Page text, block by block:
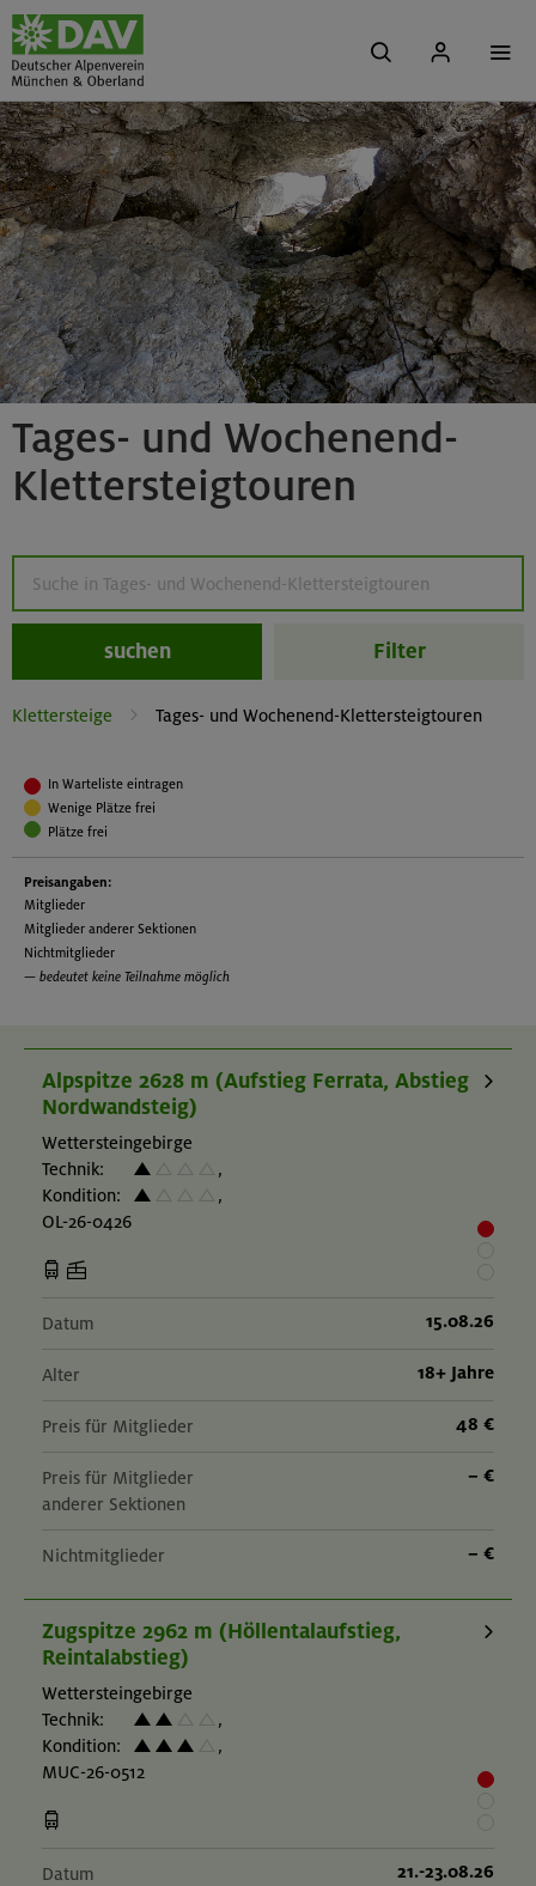
Tages- und Wochenend-
Klettersteigtouren
suchen Filter
Klettersteige Tages- und Wochenend-Klettersteigtouren
In Warteliste eintragen
Wenige Plätze frei
Plätze frei
Preisangaben:
Mitglieder
Mitglieder anderer Sektionen
Nichtmitglieder
— bedeutet keine Teilnahme möglich
Alpspitze 2628 m (Aufstieg Ferrata, Abstieg
Nordwandsteig)
Wettersteingebirge
Technik:
,
Kondition:
,
OL-26-0426
Datum 15.08.26
Alter 18+ Jahre
Preis für Mitglieder 48 €
Preis für Mitglieder
anderer Sektionen
– €
Nichtmitglieder – €
Zugspitze 2962 m (Höllentalaufstieg,
Reintalabstieg)
Wettersteingebirge
Technik:
,
Kondition:
,
MUC-26-0512
Datum 21.-23.08.26